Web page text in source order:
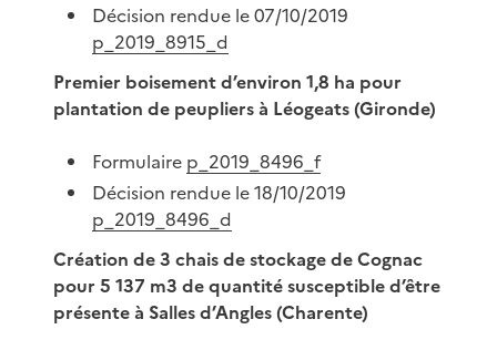
Décision rendue le 07/10/2019
p_2019_8915_d
Premier boisement d’environ 1,8 ha pour
plantation de peupliers à Léogeats (Gironde)
Formulaire p_2019_8496_f
Décision rendue le 18/10/2019
p_2019_8496_d
Création de 3 chais de stockage de Cognac
pour 5 137 m3 de quantité susceptible d’être
présente à Salles d’Angles (Charente)